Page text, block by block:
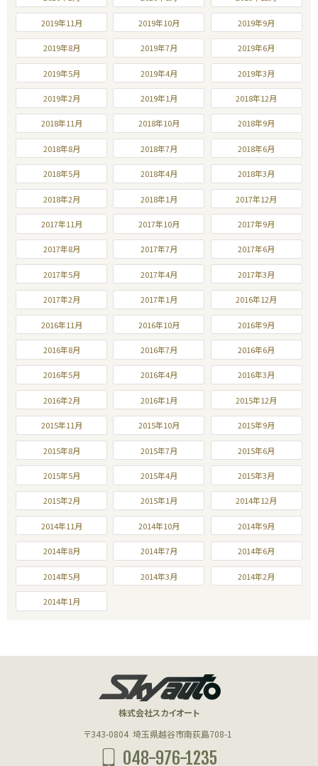
2019年11月 2019年10月 2019年9月
2019年8月 2019年7月 2019年6月
2019年5月 2019年4月 2019年3月
2019年2月 2019年1月 2018年12月
2018年11月 2018年10月 2018年9月
2018年8月 2018年7月 2018年6月
2018年5月 2018年4月 2018年3月
2018年2月 2018年1月 2017年12月
2017年11月 2017年10月 2017年9月
2017年8月 2017年7月 2017年6月
2017年5月 2017年4月 2017年3月
2017年2月 2017年1月 2016年12月
2016年11月 2016年10月 2016年9月
2016年8月 2016年7月 2016年6月
2016年5月 2016年4月 2016年3月
2016年2月 2016年1月 2015年12月
2015年11月 2015年10月 2015年9月
2015年8月 2015年7月 2015年6月
2015年5月 2015年4月 2015年3月
2015年2月 2015年1月 2014年12月
2014年11月 2014年10月 2014年9月
2014年8月 2014年7月 2014年6月
2014年5月 2014年3月 2014年2月
2014年1月
株式会社スカイオート
〒343-0804 埼玉県越谷市南荻島708-1
048-976-1235